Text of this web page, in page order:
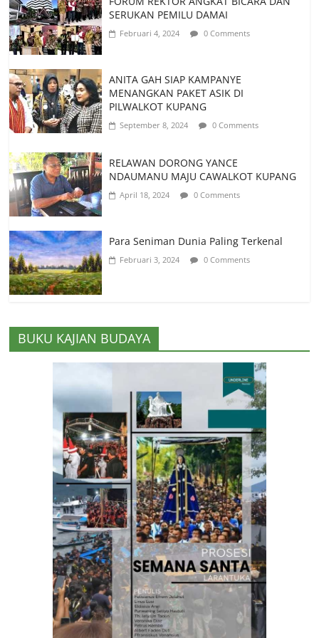
SERUKAN PEMILU DAMAI
Februari 4, 2024 0 Comments
ANITA GAH SIAP KAMPANYE
MENANGKAN PAKET ASIK DI
PILWALKOT KUPANG
September 8, 2024 0 Comments
RELAWAN DORONG YANCE
NDAUMANU MAJU CAWALKOT KUPANG
April 18, 2024 0 Comments
Para Seniman Dunia Paling Terkenal
Februari 3, 2024 0 Comments
BUKU KAJIAN BUDAYA